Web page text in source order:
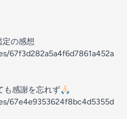
の感想
67f3d282a5a4f6d7861a452a
も感謝を忘れず🙏🏻
67e4e9353624f8bc4d5355d